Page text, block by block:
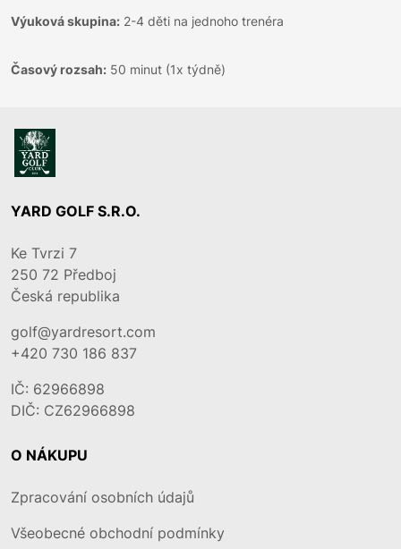
Výuková skupina: 2-4 děti na jednoho trenéra
Časový rozsah: 50 minut (1x týdně)
YARD GOLF S.R.O.
Ke Tvrzi 7
250 72 Předboj
Česká republika
golf@yardresort.com
+420 730 186 837
IČ: 62966898
DIČ: CZ62966898
O NÁKUPU
Zpracování osobních údajů
Všeobecné obchodní podmínky